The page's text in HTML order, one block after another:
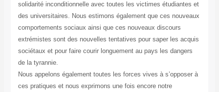
solidarité inconditionnelle avec toutes les victimes étudiantes et
des universitaires. Nous estimons également que ces nouveaux
comportements sociaux ainsi que ces nouveaux discours
extrémistes sont des nouvelles tentatives pour saper les acquis
sociétaux et pour faire courir longuement au pays les dangers
de la tyrannie.
Nous appelons également toutes les forces vives à s’opposer à
ces pratiques et nous exprimons une fois encore notre